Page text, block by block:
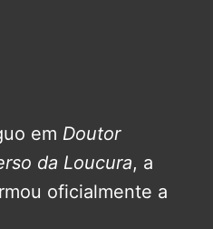
em Doutor
da Loucura, a
oficialmente a